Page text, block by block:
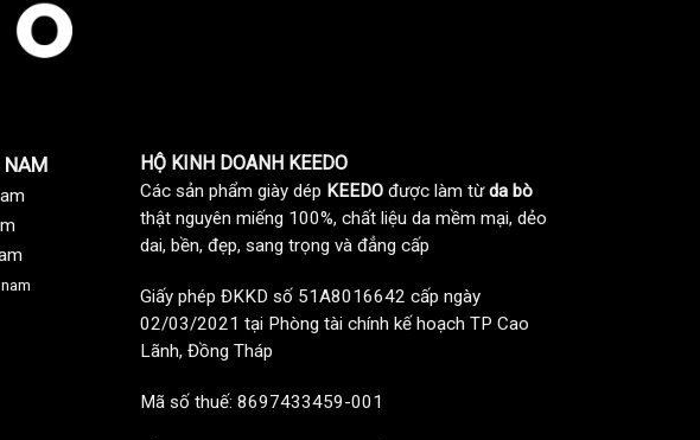
NAM HỘ KINH DOANH KEEDO
Các sản phẩm giày dép KEEDO được làm từda bò
thật nguyên miếng 100%, chất liệu da mềm mại, dẻo
dai, bền, đẹp, sang trọng và đẳng cấp
Giấy phép ĐKKD số 51A8016642 cấp ngày
02/03/2021 tại Phòng tài chính kế hoạch TP Cao
Lãnh, Đồng Tháp
Mã số thuế: 8697433459-001